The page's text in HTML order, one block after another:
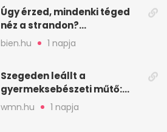
Úgy érzed, mindenki téged
néz a strandon?
Pszichológusok szerint más
áll a háttérben
bien.hu 1 napja
Szegeden leállt a
gyermeksebészeti műtő:
elfogytak a tartalékok
wmn.hu 1 napja